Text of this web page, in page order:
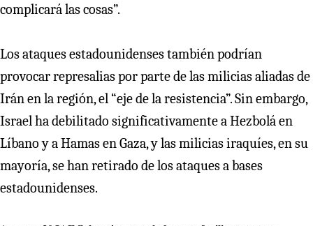
complicará las cosas”.
Los ataques estadounidenses también podrían
provocar represalias por parte de las milicias aliadas de
Irán en la región, el “eje de la resistencia”. Sin embargo,
Israel ha debilitado significativamente a Hezbolá en
Líbano y a Hamas en Gaza, y las milicias iraquíes, en su
mayoría, se han retirado de los ataques a bases
estadounidenses.